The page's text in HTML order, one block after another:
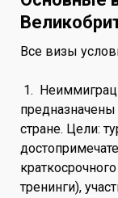
Все визы
1.
стране. Цели:
тренинги),